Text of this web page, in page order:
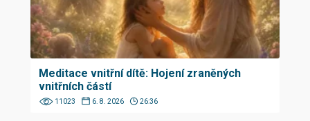
Meditace vnitřní dítě: Hojení zraněných
vnitřních částí
11023 6. 8. 2026 26:36